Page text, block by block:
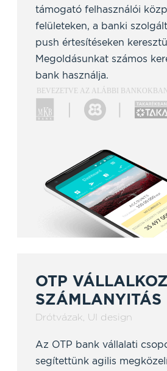
támogató felhasználói
felületeken, a banki
push értesítéseken
Megoldásunkat számos
bank használja.
OTP
SZÁMLANYITÁS
Drótvázak, UI design
Az OTP bank vállalati
segítettünk agilis